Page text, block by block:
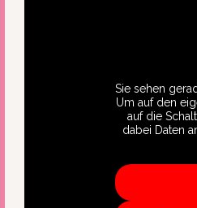
Sie sehen
Um auf den
auf die
dabei Daten